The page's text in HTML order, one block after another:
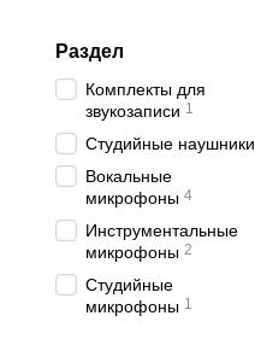
Раздел
Комплекты для
звукозаписи 1
Студийные наушники
Вокальные
микрофоны 4
Инструментальные
микрофоны 2
Студийные
микрофоны 1